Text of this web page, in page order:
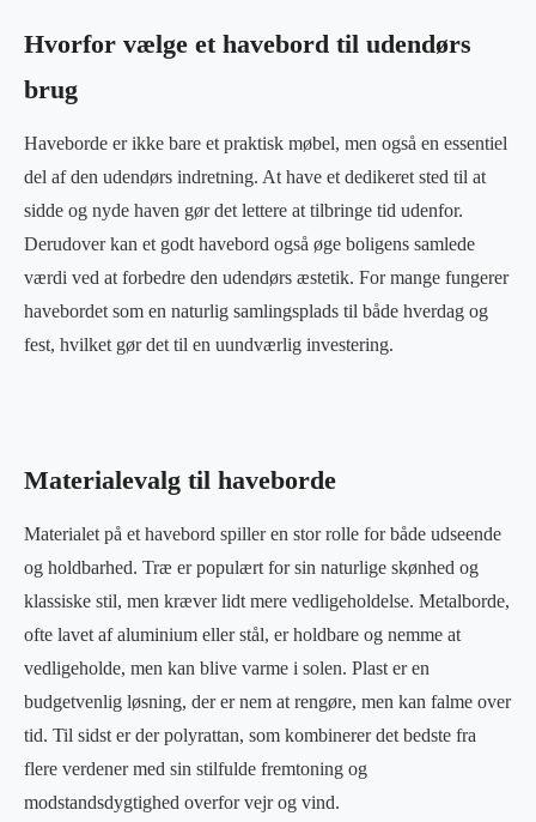
Hvorfor vælge et havebord til udendørs
brug
Haveborde er ikke bare et praktisk møbel, men også en essentiel
del af den udendørs indretning. At have et dedikeret sted til at
sidde og nyde haven gør det lettere at tilbringe tid udenfor.
Derudover kan et godt havebord også øge boligens samlede
værdi ved at forbedre den udendørs æstetik. For mange fungerer
havebordet som en naturlig samlingsplads til både hverdag og
fest, hvilket gør det til en uundværlig investering.
Materialevalg til haveborde
Materialet på et havebord spiller en stor rolle for både udseende
og holdbarhed. Træ er populært for sin naturlige skønhed og
klassiske stil, men kræver lidt mere vedligeholdelse. Metalborde,
ofte lavet af aluminium eller stål, er holdbare og nemme at
vedligeholde, men kan blive varme i solen. Plast er en
budgetvenlig løsning, der er nem at rengøre, men kan falme over
tid. Til sidst er der polyrattan, som kombinerer det bedste fra
flere verdener med sin stilfulde fremtoning og
modstandsdygtighed overfor vejr og vind.